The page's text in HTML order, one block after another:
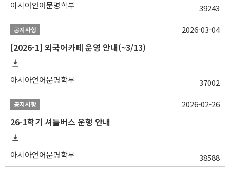
아시아언어문명학부 39243
공지사항
[2026-1] 외국어카페 운영 안내(~3/13)
아시아언어문명학부 37002
2026-03-04
공지사항
26-1학기 셔틀버스 운행 안내
아시아언어문명학부 38588
2026-02-26